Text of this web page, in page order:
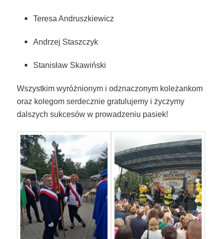
Teresa Andruszkiewicz
Andrzej Staszczyk
Stanisław Skawiński
Wszystkim wyróżnionym i odznaczonym koleżankom
oraz kolegom serdecznie gratulujemy i życzymy
dalszych sukcesów w prowadzeniu pasiek!